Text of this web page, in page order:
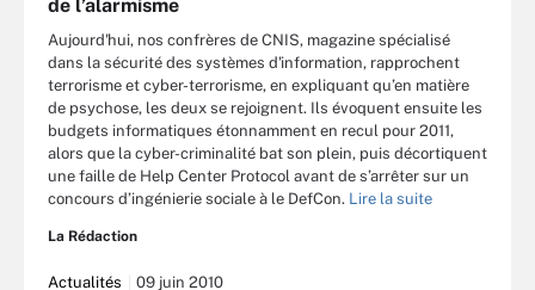
de l’alarmisme
Aujourd'hui, nos confrères de CNIS, magazine spécialisé
dans la sécurité des systèmes d'information, rapprochent
terrorisme et cyber-terrorisme, en expliquant qu’en matière
de psychose, les deux se rejoignent. Ils évoquent ensuite les
budgets informatiques étonnamment en recul pour 2011,
alors que la cyber-criminalité bat son plein, puis décortiquent
une faille de Help Center Protocol avant de s’arrêter sur un
concours d’ingénierie sociale à le DefCon. Lire la suite
La Rédaction
Actualités 09 juin 2010